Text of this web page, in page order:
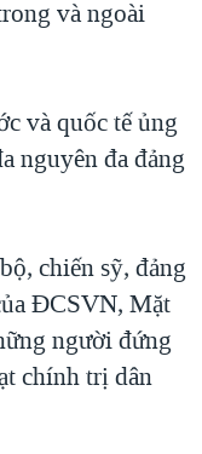
và ngoài
và quốc tế ủng
nguyên đa đảng
chiến sỹ, đảng
ĐCSVN, Mặt
người đứng
chính trị dân